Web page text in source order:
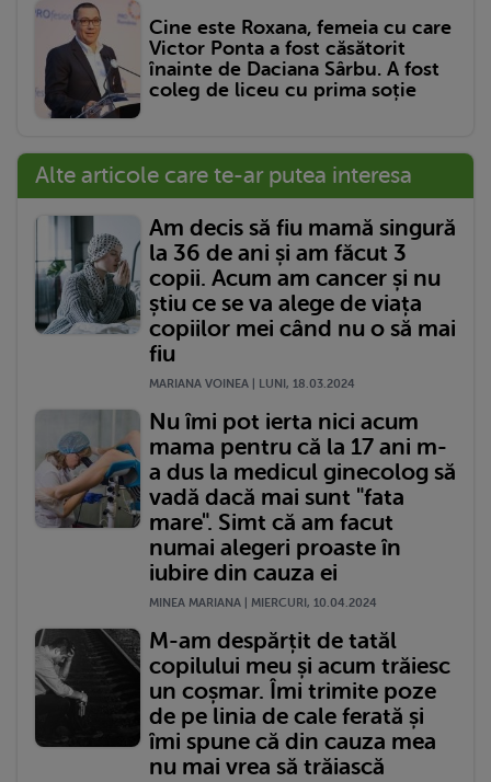
Cine este Roxana, femeia cu care
Victor Ponta a fost căsătorit
înainte de Daciana Sârbu. A fost
coleg de liceu cu prima soție
Alte articole care te-ar putea interesa
Am decis să fiu mamă singură
la 36 de ani și am făcut 3
copii. Acum am cancer și nu
știu ce se va alege de viața
copiilor mei când nu o să mai
fiu
MARIANA VOINEA | LUNI, 18.03.2024
Nu îmi pot ierta nici acum
mama pentru că la 17 ani m-
a dus la medicul ginecolog să
vadă dacă mai sunt "fata
mare". Simt că am facut
numai alegeri proaste în
iubire din cauza ei
MINEA MARIANA | MIERCURI, 10.04.2024
M-am despărțit de tatăl
copilului meu și acum trăiesc
un coșmar. Îmi trimite poze
de pe linia de cale ferată și
îmi spune că din cauza mea
nu mai vrea să trăiască